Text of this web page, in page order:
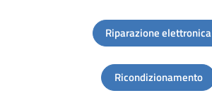
Riparazione elettronica
Ricondizionamento